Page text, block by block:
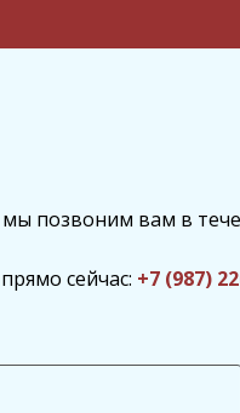
позвоним вам в
сейчас: +7 (987)